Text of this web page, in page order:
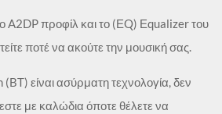
A2DP προφίλ και το (ΕQ) Εqualizer του
ποτέ να ακούτε την μουσική σας.
είναι ασύρματη τεχνολογία, δεν
με καλώδια όποτε θέλετε να